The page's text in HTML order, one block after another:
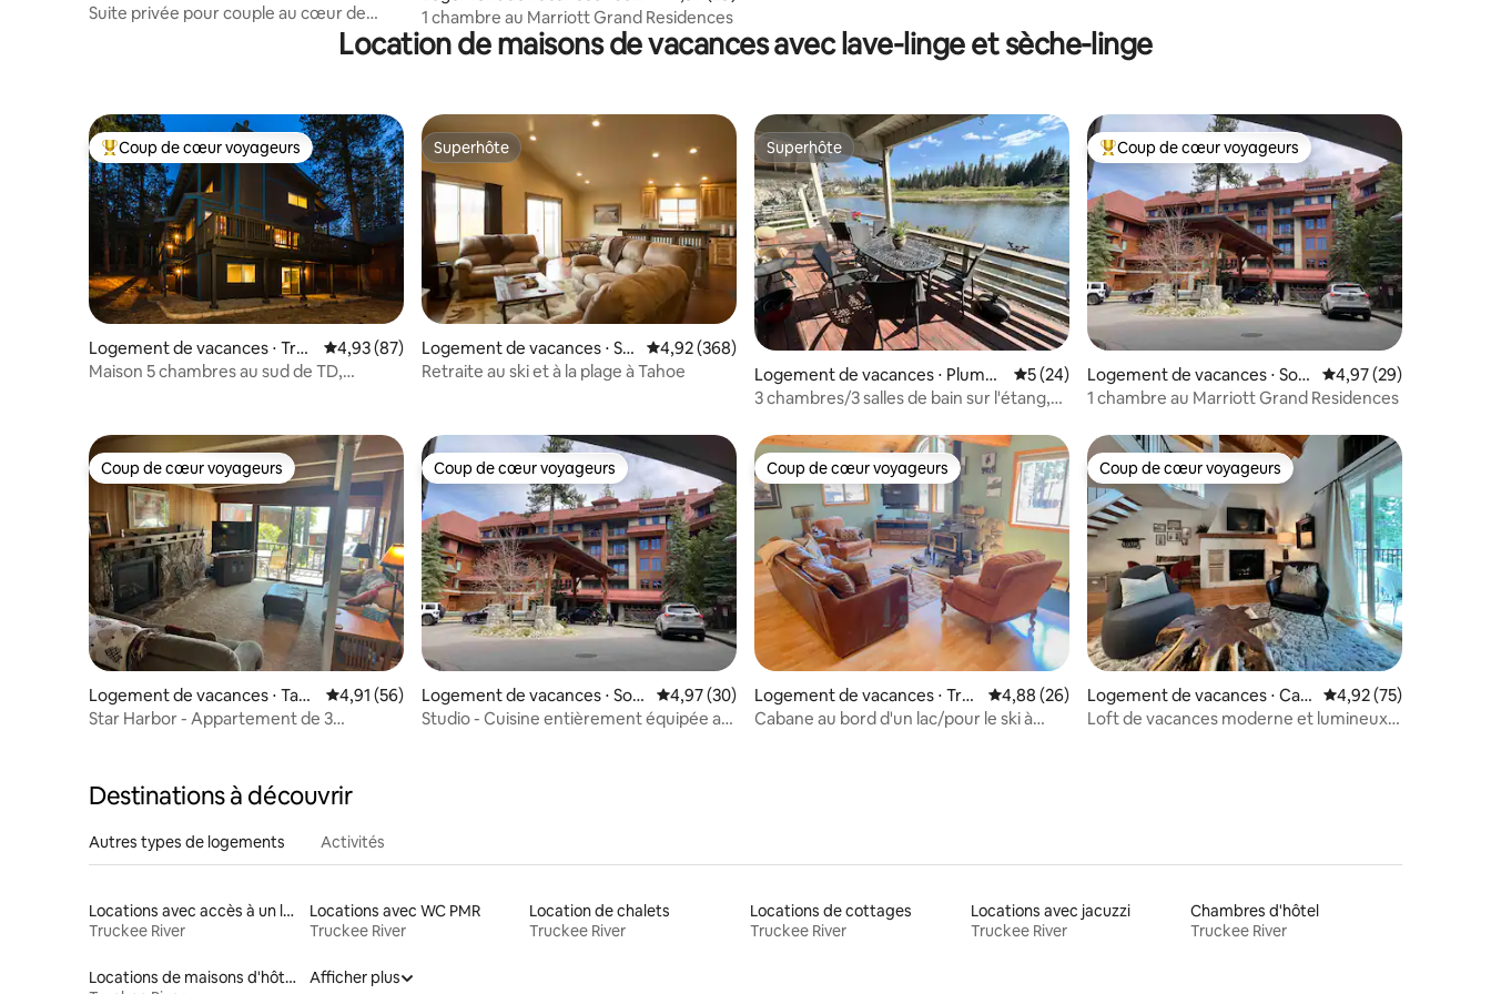
no
Suite privée pour couple au cœur de
th Lake Tahoe
1 chambre au Marriott Grand Residences
Location de maisons de vacances avec lave-linge et sèche-linge
Coups de cœur voyageurs les plus appréciés
Coup de cœur voyageurs
Logement de vacances ⋅ Truc
kee
Évaluation moyenne sur la base de 87 commentaires : 4,93 sur 5
4,93 (87)
Maison 5 chambres au sud de TD,
Superhôte
Superhôte
Logement de vacances ⋅ Sta
teline
Évaluation moyenne sur la base de 368 commentaires : 4,92 sur 5
4,92 (368)
Retraite au ski et à la plage à Tahoe
Superhôte
Superhôte
Logement de vacances ⋅ Plumas
Eureka
Évaluation moyenne sur la base de 24 commentaires : 5 sur 5
5 (24)
3 chambres/3 salles de bain sur l'étang,
Coups de cœur voyageurs les plus appréciés
Coup de cœur voyageurs
Logement de vacances ⋅ Sou
th Lake Tahoe
Évaluation moyenne
4,97 (29)
1 chambre au Marriott Grand Residences
Coup de cœur voyageurs
Coup de cœur voyageurs
Logement de vacances ⋅ Tah
oe City
Évaluation moyenne sur la base de 56 commentaires : 4,91 sur 5
4,91 (56)
Star Harbor - Appartement de 3
Coup de cœur voyageurs
Coup de cœur voyageurs
Logement de vacances ⋅ Sou
th Lake Tahoe
Évaluation moyenne sur la base de 30 commentaires : 4,97 sur 5
4,97 (30)
Studio - Cuisine entièrement équipée au
Coup de cœur voyageurs
Coup de cœur voyageurs
Logement de vacances ⋅ Tru
ckee
Évaluation moyenne sur la base de 26 commentaires : 4,88 sur 5
4,88 (26)
Cabane au bord d'un lac/pour le ski à
Coup de cœur voyageurs
Coup de cœur voyageurs
Logement de vacances ⋅ Car
nelian Bay
Évaluation moyenne
4,92 (75)
Loft de vacances moderne et lumineux
Destinations à découvrir
Autres types de logements Activités
Locations avec accès à un lac
Truckee River
Locations avec WC PMR
Truckee River
Location de chalets
Truckee River
Locations de cottages
Truckee River
Locations avec jacuzzi
Truckee River
Chambres d'hôtel
Truckee River
Locations de maisons d'hôtes
Afficher plus